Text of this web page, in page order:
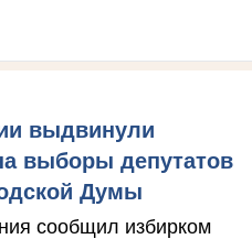
выдвинули
выборы депутатов
Думы
сообщил избирком